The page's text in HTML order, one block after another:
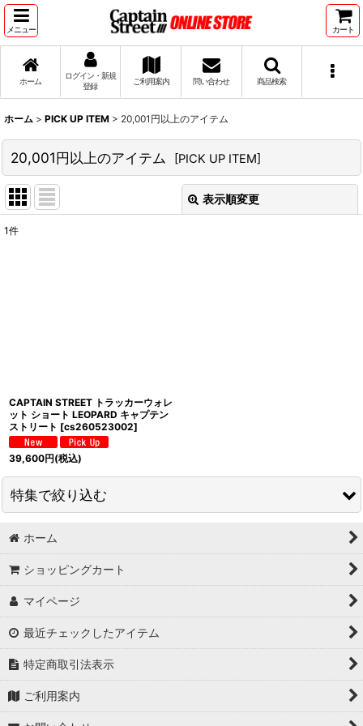
メニュー カート
ホーム
ログイン・新規
登録
ご利用案内 問い合わせ 商品検索
ホーム > PICK UP ITEM > 20,001円以上のアイテム
20,001円以上のアイテム [PICK UP ITEM]
表示順変更
1件
CAPTAIN STREET トラッカーウォレ
ット ショート LEOPARD キャプテン
ストリート [cs260523002]
39,600円(税込)
特集で絞り込む
タンクトップ
S/S Tシャツ
L/S Tシャツ
POLO シャツ
S/S シャツ
ホーム
ショッピングカート
マイページ
最近チェックしたアイテム
特定商取引法表示
ご利用案内